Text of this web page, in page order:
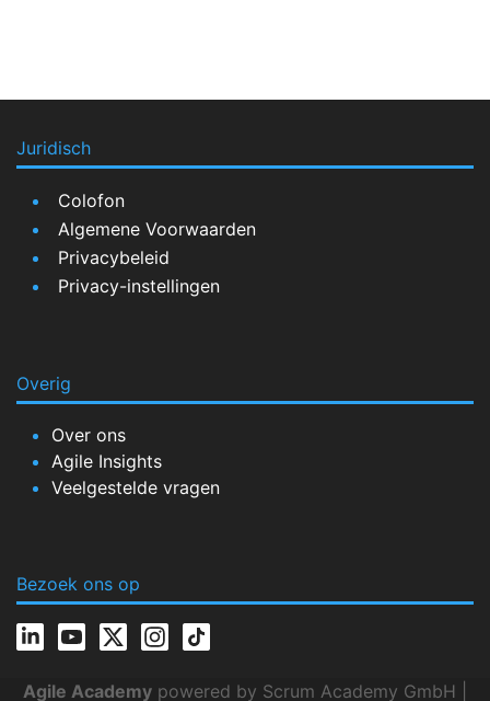
Juridisch
Colofon
Algemene Voorwaarden
Privacybeleid
Privacy-instellingen
Overig
Over ons
Agile Insights
Veelgestelde vragen
Bezoek ons op
Agile Academy powered by Scrum Academy GmbH |